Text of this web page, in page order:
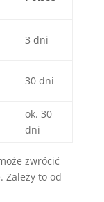
3 dni
30 dni
ok. 30
dni
zwrócić
Zależy to od